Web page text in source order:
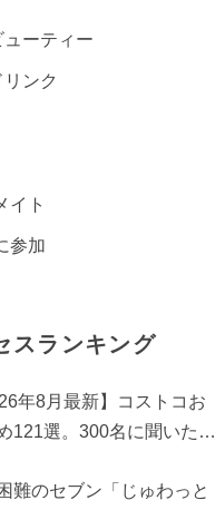
ーティー
ンク
イト
参加
スランキング
年8月最新】コストコお
121選。300名に聞いた買
も
難のセブン「じゅわっと